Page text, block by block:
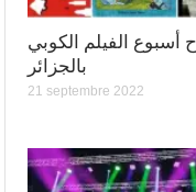
أسبوع الفيلم الكوبي
بالجزائر
21 septembre 2022